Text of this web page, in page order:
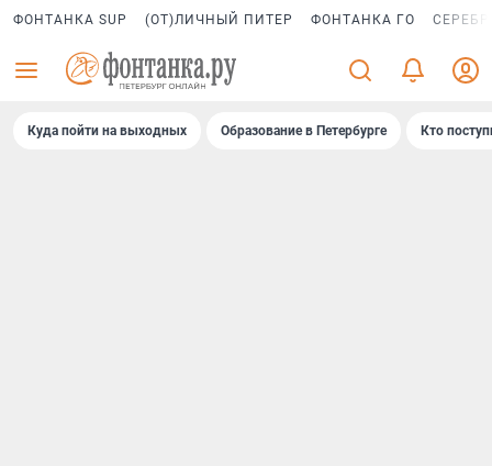
ФОНТАНКА SUP (ОТ)ЛИЧНЫЙ ПИТЕР ФОНТАНКА ГО
Куда пойти на выходных Образование в Петербурге Кто